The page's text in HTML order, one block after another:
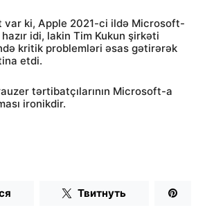
var ki, Apple 2021-ci ildə Microsoft-
idi, lakin Tim Kukun şirkəti
kritik problemləri əsas gətirərək
etdi.
tərtibatçılarının Microsoft-a
ironikdir.
Твитнуть